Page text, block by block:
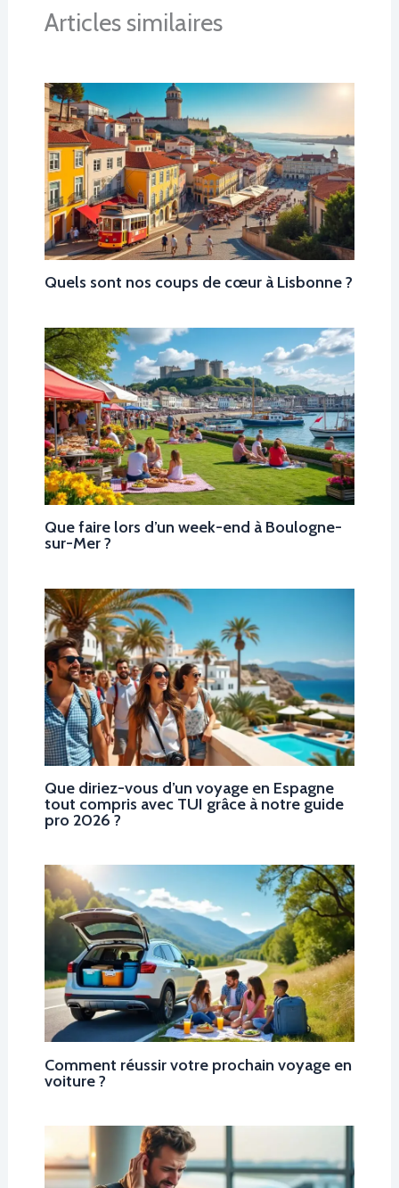
Articles similaires
Quels sont nos coups de cœur à Lisbonne ?
Que faire lors d’un week-end à Boulogne-
sur-Mer ?
Que diriez-vous d’un voyage en Espagne
tout compris avec TUI grâce à notre guide
pro 2026 ?
Comment réussir votre prochain voyage en
voiture ?